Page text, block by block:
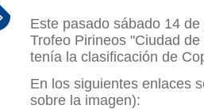
Este pasado sábado 14
Trofeo Pirineos "Ciudad
tenía la clasificación de
En los siguientes enlaces
sobre la imagen):